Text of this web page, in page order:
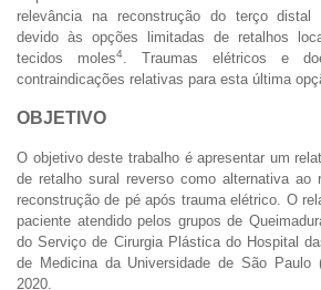
relevância na reconstrução do terço distal
devido às opções limitadas de retalhos
tecidos moles4
. Traumas elétricos e
contraindicações relativas para esta última
OBJETIVO
O objetivo deste trabalho é apresentar um
de retalho sural reverso como alternativa ao
reconstrução de pé após trauma elétrico. O
paciente atendido pelos grupos de
do Serviço de Cirurgia Plástica do Hospital
de Medicina da Universidade de São Paulo
2020.